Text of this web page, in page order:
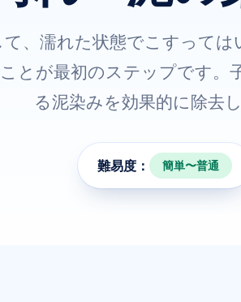
、濡れた状態でこすって
とが最初のステップです。
る泥染みを効果的に除去し
難易度： 簡単〜普通